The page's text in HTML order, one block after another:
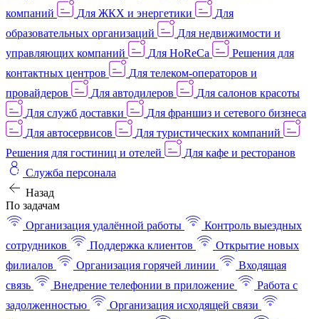
компаний
Для ЖКХ и энергетики
Для
образовательных организаций
Для недвижимости и
управляющих компаний
Для HoReCa
Решения для
контактных центров
Для телеком-операторов и
провайдеров
Для автодилеров
Для салонов красоты
Для служб доставки
Для франшиз и сетевого бизнеса
Для автосервисов
Для туристических компаний
Решения для гостиниц и отелей
Для кафе и ресторанов
Служба персонала
Назад
По задачам
Организация удалённой работы
Контроль выездных
сотрудников
Поддержка клиентов
Открытие новых
филиалов
Организация горячей линии
Входящая
связь
Внедрение телефонии в приложение
Работа с
задолженностью
Организация исходящей связи